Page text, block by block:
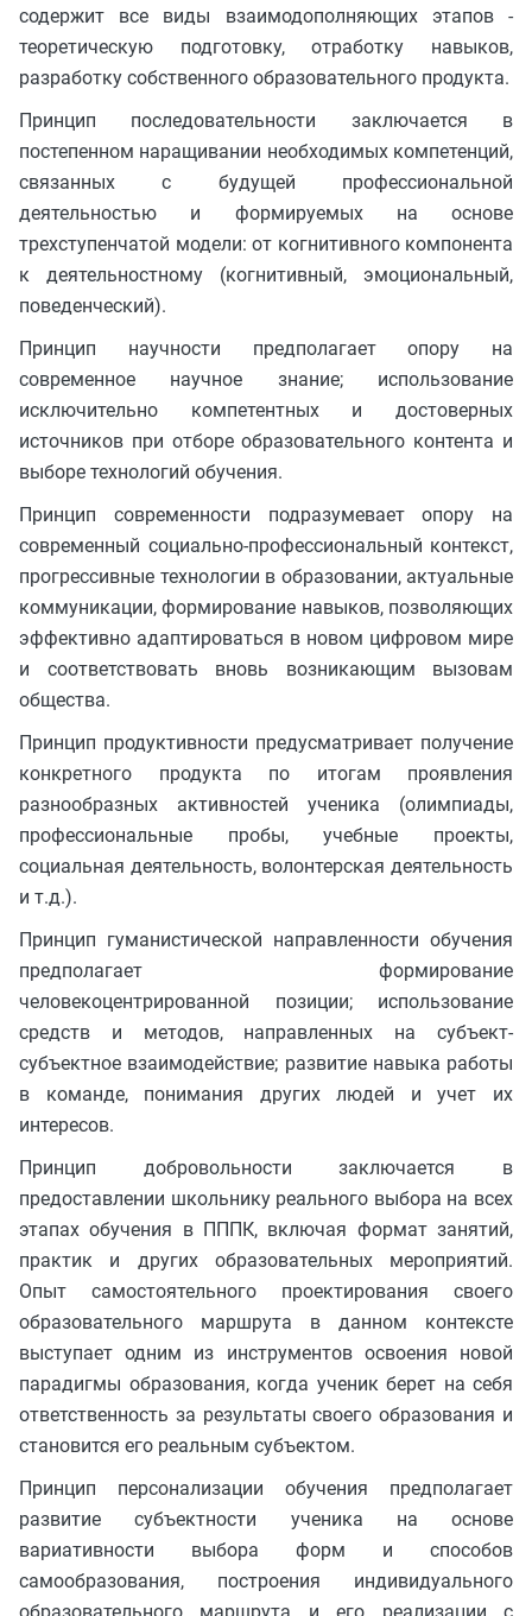
содержит все виды взаимодополняющих этапов -
теоретическую подготовку, отработку навыков,
разработку собственного образовательного продукта.
Принцип последовательности заключается в
постепенном наращивании необходимых компетенций,
связанных с будущей профессиональной
деятельностью и формируемых на основе
трехступенчатой модели: от когнитивного компонента
к деятельностному (когнитивный, эмоциональный,
поведенческий).
Принцип научности предполагает опору на
современное научное знание; использование
исключительно компетентных и достоверных
источников при отборе образовательного контента и
выборе технологий обучения.
Принцип современности подразумевает опору на
современный социально-профессиональный контекст,
прогрессивные технологии в образовании, актуальные
коммуникации, формирование навыков, позволяющих
эффективно адаптироваться в новом цифровом мире
и соответствовать вновь возникающим вызовам
общества.
Принцип продуктивности предусматривает получение
конкретного продукта по итогам проявления
разнообразных активностей ученика (олимпиады,
профессиональные пробы, учебные проекты,
социальная деятельность, волонтерская деятельность
и т.д.).
Принцип гуманистической направленности обучения
предполагает формирование
человекоцентрированной позиции; использование
средств и методов, направленных на субъект-
субъектное взаимодействие; развитие навыка работы
в команде, понимания других людей и учет их
интересов.
Принцип добровольности заключается в
предоставлении школьнику реального выбора на всех
этапах обучения в ПППК, включая формат занятий,
практик и других образовательных мероприятий.
Опыт самостоятельного проектирования своего
образовательного маршрута в данном контексте
выступает одним из инструментов освоения новой
парадигмы образования, когда ученик берет на себя
ответственность за результаты своего образования и
становится его реальным субъектом.
Принцип персонализации обучения предполагает
развитие субъектности ученика на основе
вариативности выбора форм и способов
самообразования, построения индивидуального